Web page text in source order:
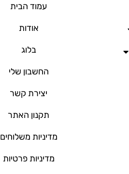
עמוד הבית
אודות
בלוג
החשבון שלי
יצירת קשר
תקנון האתר
מדיניות משלוחים
מדיניות פרטיות